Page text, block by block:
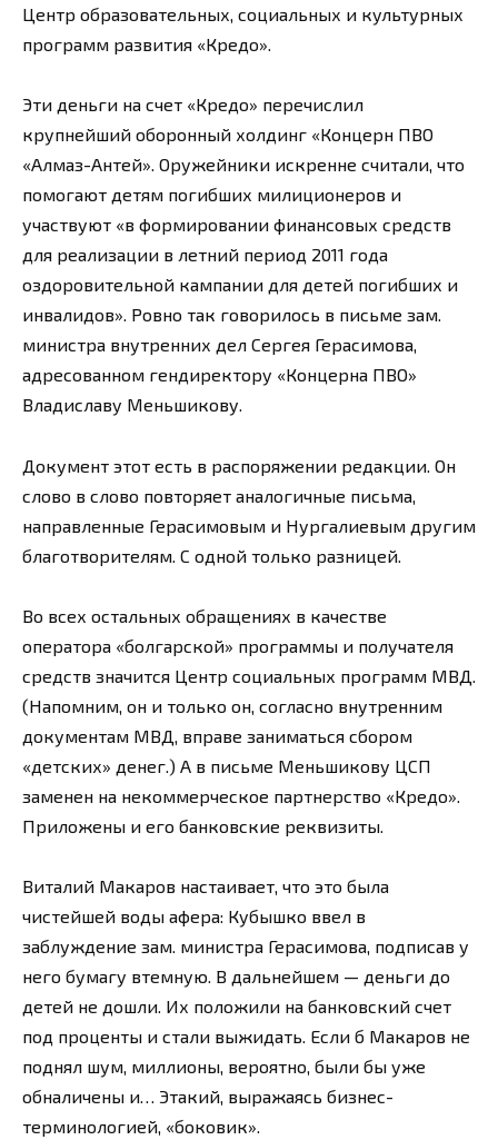
Центр образовательных, социальных и культурных
программ развития «Кредо».
Эти деньги на счет «Кредо» перечислил
крупнейший оборонный холдинг «Концерн ПВО
«Алмаз-Антей». Оружейники искренне считали, что
помогают детям погибших милиционеров и
участвуют «в формировании финансовых средств
для реализации в летний период 2011 года
оздоровительной кампании для детей погибших и
инвалидов». Ровно так говорилось в письме зам.
министра внутренних дел Сергея Герасимова,
адресованном гендиректору «Концерна ПВО»
Владиславу Меньшикову.
Документ этот есть в распоряжении редакции. Он
слово в слово повторяет аналогичные письма,
направленные Герасимовым и Нургалиевым другим
благотворителям. С одной только разницей.
Во всех остальных обращениях в качестве
оператора «болгарской» программы и получателя
средств значится Центр социальных программ МВД.
(Напомним, он и только он, согласно внутренним
документам МВД, вправе заниматься сбором
«детских» денег.) А в письме Меньшикову ЦСП
заменен на некоммерческое партнерство «Кредо».
Приложены и его банковские реквизиты.
Виталий Макаров настаивает, что это была
чистейшей воды афера: Кубышко ввел в
заблуждение зам. министра Герасимова, подписав у
него бумагу втемную. В дальнейшем — деньги до
детей не дошли. Их положили на банковский счет
под проценты и стали выжидать. Если б Макаров не
поднял шум, миллионы, вероятно, были бы уже
обналичены и… Этакий, выражаясь бизнес-
терминологией, «боковик».